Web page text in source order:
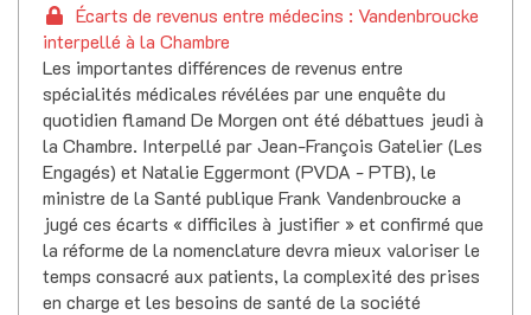
Écarts de revenus entre médecins : Vandenbroucke
interpellé à la Chambre
Les importantes différences de revenus entre
spécialités médicales révélées par une enquête du
quotidien flamand De Morgen ont été débattues jeudi à
la Chambre. Interpellé par Jean-François Gatelier (Les
Engagés) et Natalie Eggermont (PVDA - PTB), le
ministre de la Santé publique Frank Vandenbroucke a
jugé ces écarts « difficiles à justifier » et confirmé que
la réforme de la nomenclature devra mieux valoriser le
temps consacré aux patients, la complexité des prises
en charge et les besoins de santé de la société